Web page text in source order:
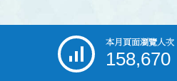
本月頁面瀏覽人次
158,670